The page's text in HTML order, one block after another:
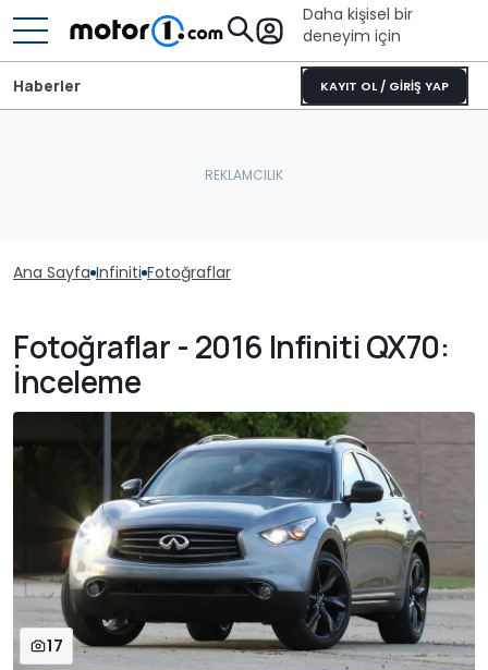
Daha kişisel bir
deneyim için
KAYIT OL / GİRİŞ YAP
Haberler
Ana Sayfa Infiniti Fotoğraflar
Fotoğraflar - 2016 Infiniti QX70:
İnceleme
17